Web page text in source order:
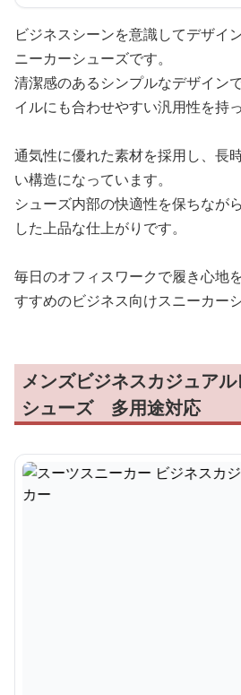
ビジネスシーンを意識してデザイ
ニーカーシューズです。
清潔感のあるシンプルなデザイン
イルにも合わせやすい汎用性を持
通気性に優れた素材を採用し、長
い構造になっています。
シューズ内部の快適性を保ちなが
した上品な仕上がりです。
毎日のオフィスワークで履き心地
すすめのビジネス向けスニーカー
メンズビジネスカジュア
シューズ 多用途対応